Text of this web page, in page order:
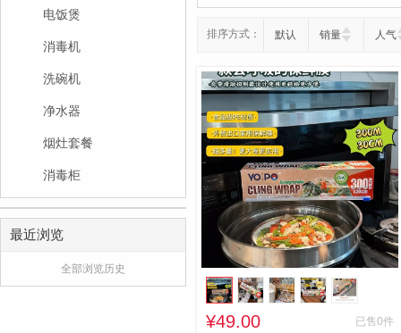
电饭煲
消毒机
洗碗机
净水器
烟灶套餐
消毒柜
最近浏览
全部浏览历史
排序方式： 默认 销量 人气
¥49.00
已售0件